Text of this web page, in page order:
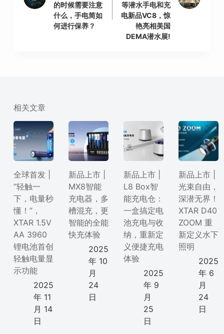
的时候需要注意
什么，手电筒如
何进行保养？
等潜水手电和充
电新品VC8，惊
艳亮相美国
DEMA潜水展!
相关文章
全球首发 |
“轻触一
下，电量秒
懂！”，
XTAR 1.5V
AA 3960
锂电池首创
轻触电量显
示功能
2025
年 11
月 14
日
新品上市 |
MX8智能
充电器，多
槽混充，更
智能的全能
快充体验
2025
年 10
月
24
日
新品上市 |
L8 Box智
能充电仓：
一盒搞定电
池充电与收
纳，重新定
义便捷充电
体验
2025
年 9
月
25
日
新品上市 |
光束自由，
深潜无界！
XTAR D40
ZOOM 重
新定义水下
照明
2025
年 6
月
24
日